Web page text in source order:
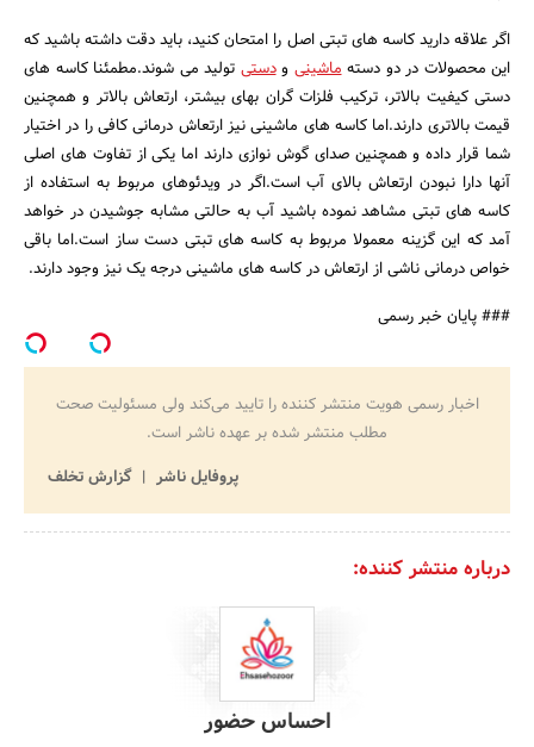
اگر علاقه دارید کاسه های تبتی اصل را امتحان کنید، باید دقت داشته باشید که
این محصولات در دو دستهماشینی ودستی تولید می شوند.مطمئنا کاسه های
دستی کیفیت بالاتر، ترکیب فلزات گران بهای بیشتر، ارتعاش بالاتر و همچنین
قیمت بالاتری دارند.اما کاسه های ماشینی نیز ارتعاش درمانی کافی را در اختیار
شما قرار داده و همچنین صدای گوش نوازی دارند اما یکی از تفاوت های اصلی
آنها دارا نبودن ارتعاش بالای آب است.اگر در ویدئوهای مربوط به استفاده از
کاسه های تبتی مشاهد نموده باشید آب به حالتی مشابه جوشیدن در خواهد
آمد که این گزینه معمولا مربوط به کاسه های تبتی دست ساز است.اما باقی
خواص درمانی ناشی از ارتعاش در کاسه های ماشینی درجه یک نیز وجود دارند.
### پایان خبر رسمی
اخبار رسمی هویت منتشر کننده را تایید می‌کند ولی مسئولیت صحت
مطلب منتشر شده بر عهده ناشر است.
پروفایل ناشر
گزارش تخلف
درباره منتشر کننده:
احساس حضور